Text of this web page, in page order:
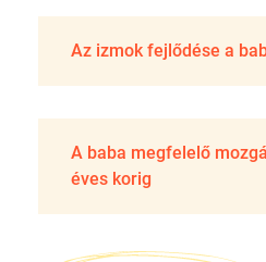
Az izmok fejlődése a
A baba megfelelő
éves korig